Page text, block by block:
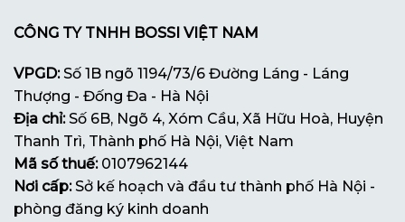
CÔNG TY TNHH BOSSI VIỆT NAM
VPGD:Số 1B ngõ 1194/73/6 Đường Láng - Láng
Thượng - Đống Đa - Hà Nội
Địa chỉ:Số 6B, Ngõ 4, Xóm Cầu, Xã Hữu Hoà, Huyện
Thanh Trì, Thành phố Hà Nội, Việt Nam
Mã số thuế:0107962144
Nơi cấp:Sở kế hoạch và đầu tư thành phố Hà Nội -
phòng đăng ký kinh doanh